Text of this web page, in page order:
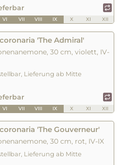
VI VII VIII IX X XI XII
'The Admiral'
30 cm, violett, IV-
Lieferung ab Mitte
VI VII VIII IX X XI XII
'The Gouverneur'
30 cm, rot, IV-IX
Lieferung ab Mitte